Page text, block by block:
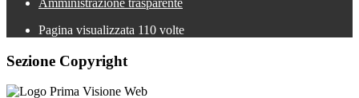
Amministrazione trasparente
Pagina visualizzata 110 volte
Sezione Copyright